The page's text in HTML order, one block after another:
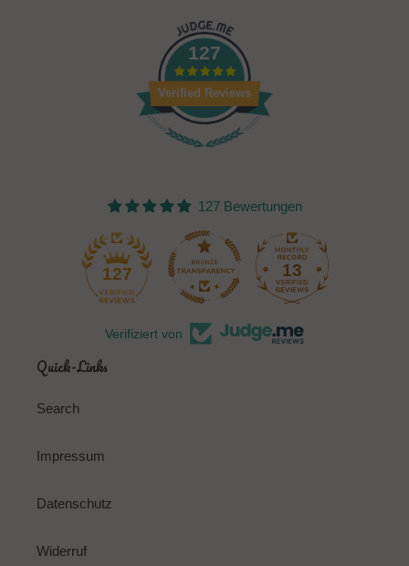
127
Verified Reviews
127 Bewertungen
127 13
Verifiziert von
Quick-Links
Search
Impressum
Datenschutz
Widerruf